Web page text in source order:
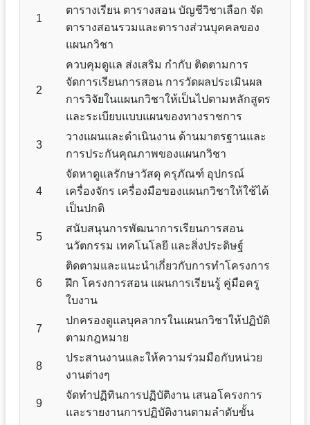
1
ตารางเรียน ตารางสอน บัญชีวิชาเลือก จัด
ตารางสอนรวมและตารางส่วนบุคคลของ
แผนกวิชา
2
ควบคุมดูแล ส่งเสริม กำกับ ติดตามการ
จัดการเรียนการสอน การวัดผลประเมินผล
การวิจัยในแผนกวิชาให้เป็นไปตามหลักสูตร
และระเบียบแบบแผนของทางราชการ
3
วางแผนและดำเนินงาน ด้านมาตรฐานและ
การประกันคุณภาพของแผนกวิชา
4
จัดหาดูแลรักษาวัสดุ ครุภัณฑ์ อุปกรณ์
เครื่องจักร เครื่องมือของแผนกวิชาให้ใช้ได้
เป็นปกติ
5
สนับสนุนการพัฒนาการเรียนการสอน
นวัตกรรม เทคโนโลยี และสิ่งประดิษฐ์
6
ติดตามและแนะนำเกี่ยวกับการทำโครงการ
ฝึก โครงการสอน แผนการเรียนรู้ คู่มือครู
ใบงาน
7
ปกครองดูแลบุคลากรในแผนกวิชาให้ปฏิบัติ
ตามกฎหมาย
8
ประสานงานและให้ความร่วมมือกับหน่วย
งานต่างๆ
9
จัดทำปฏิทินการปฏิบัติงาน เสนอโครงการ
และรายงานการปฏิบัติงานตามลำดับขั้น